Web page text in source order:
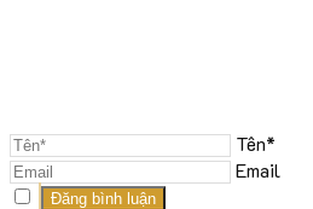
Tên*
Email